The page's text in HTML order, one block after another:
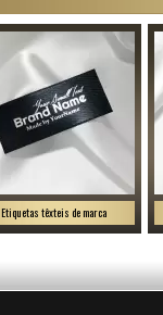
Etiquetas têxteis de marca